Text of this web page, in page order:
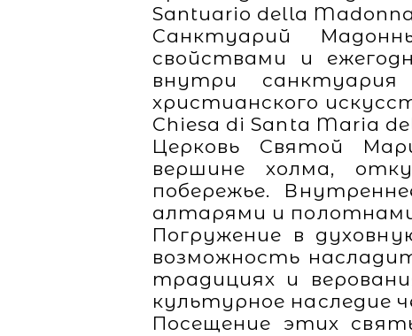
Santuario della
Санктуарий
свойствами и
внутри
христианского
Chiesa di Santa Maria
Церковь Святой
вершине холма,
побережье.
алтарями и
Погружение в
возможность
традициях и
культурное наследие
Посещение этих